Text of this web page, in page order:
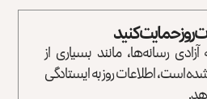
روز حمایت کنید
رسانه‌ها، مانند بسیاری از
است، اطلاعات روز به ایستادگی